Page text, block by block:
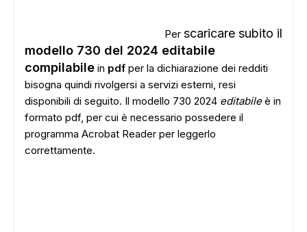
Per scaricare subito il
modello 730 del 2024 editabile
compilabile in pdf per la dichiarazione dei redditi
bisogna quindi rivolgersi a servizi esterni, resi
disponibili di seguito. Il modello 730 2024 editabileè in
formato pdf, per cui è necessario possedere il
programma Acrobat Reader per leggerlo
correttamente.